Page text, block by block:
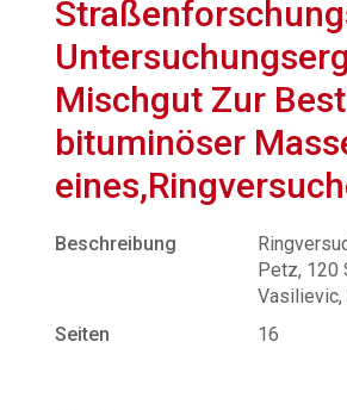
Mischgut Zur
bituminöser
Beschreibung
Petz, 120
Vasilievic,
Seiten
16